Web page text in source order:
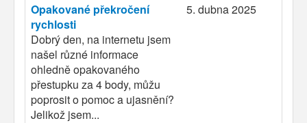
Opakované překročení
rychlosti
Dobrý den, na internetu jsem
našel různé informace
ohledně opakovaného
přestupku za 4 body, můžu
poprosit o pomoc a ujasnění?
Jelikož jsem...
5. dubna 2025